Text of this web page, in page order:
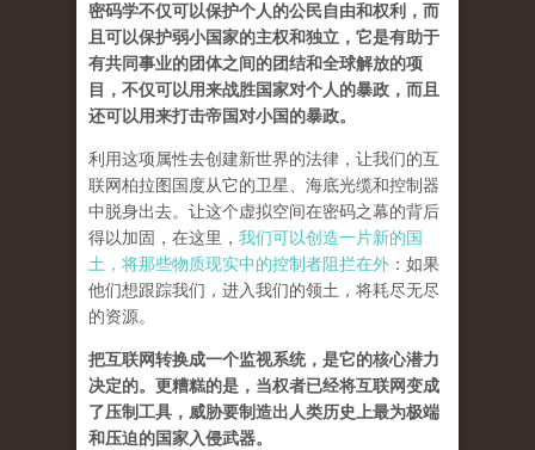
密码学不仅可以保护个人的公民自由和权利，而
且可以保护弱小国家的主权和独立，它是有助于
有共同事业的团体之间的团结和全球解放的项
目，不仅可以用来战胜国家对个人的暴政，而且
还可以用来打击帝国对小国的暴政。
利用这项属性去创建新世界的法律，让我们的互
联网柏拉图国度从它的卫星、海底光缆和控制器
中脱身出去。让这个虚拟空间在密码之幕的背后
得以加固，在这里， 我们可以创造一片新的国
土，将那些物质现实中的控制者阻拦在外 ：如果
他们想跟踪我们，进入我们的领土，将耗尽无尽
的资源。
把互联网转换成一个监视系统，是它的核心潜力
决定的。更糟糕的是，当权者已经将互联网变成
了压制工具，威胁要制造出人类历史上最为极端
和压迫的国家入侵武器。